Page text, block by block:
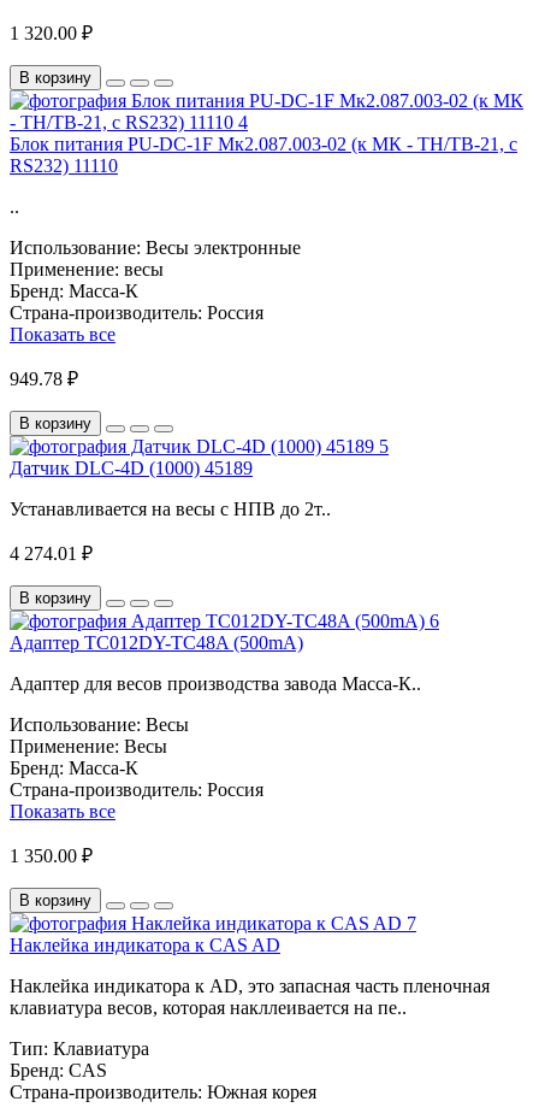
1 320.00 ₽
В корзину
Блок питания PU-DC-1F Мк2.087.003-02 (к МК - ТН/ТВ-21, с
RS232) 11110
..
Использование: Весы электронные
Применение: весы
Бренд: Масса-К
Страна-производитель: Россия
Показать все
949.78 ₽
В корзину
Датчик DLC-4D (1000) 45189
Устанавливается на весы с НПВ до 2т..
4 274.01 ₽
В корзину
Адаптер ТС012DY-TC48A (500mA)
Адаптер для весов производства завода Масса-К..
Использование: Весы
Применение: Весы
Бренд: Масса-К
Страна-производитель: Россия
Показать все
1 350.00 ₽
В корзину
Наклейка индикатора к CAS AD
Наклейка индикатора к AD, это запасная часть пленочная
клавиатура весов, которая накллеивается на пе..
Тип: Клавиатура
Бренд: CAS
Страна-производитель: Южная корея